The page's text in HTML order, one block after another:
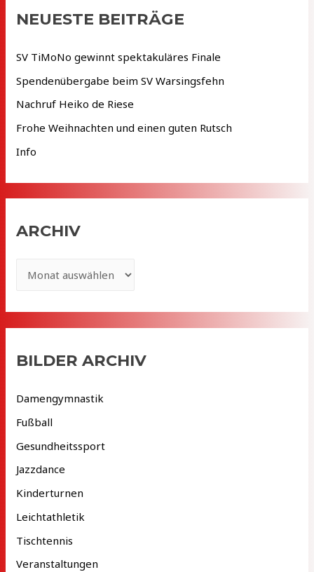
n
a
c
h
:
NEUESTE BEITRÄGE
SV TiMoNo gewinnt spektakuläres Finale
Spendenübergabe beim SV Warsingsfehn
Nachruf Heiko de Riese
Frohe Weihnachten und einen guten Rutsch
Info
ARCHIV
c
h
iBILDER ARCHIV
Damengymnastik
Fußball
Gesundheitssport
Jazzdance
Kinderturnen
Leichtathletik
Tischtennis
Veranstaltungen